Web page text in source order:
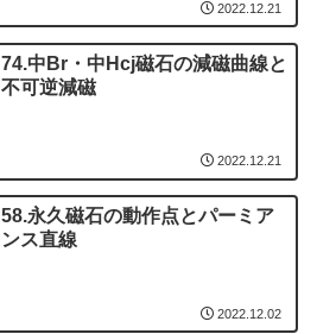
2022.12.21
74.中Br・中Hcj磁石の減磁曲線と
不可逆減磁
2022.12.21
58.永久磁石の動作点とパーミア
ンス直線
2022.12.02